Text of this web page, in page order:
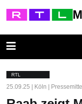
RTL
25.09.25 | Köln |